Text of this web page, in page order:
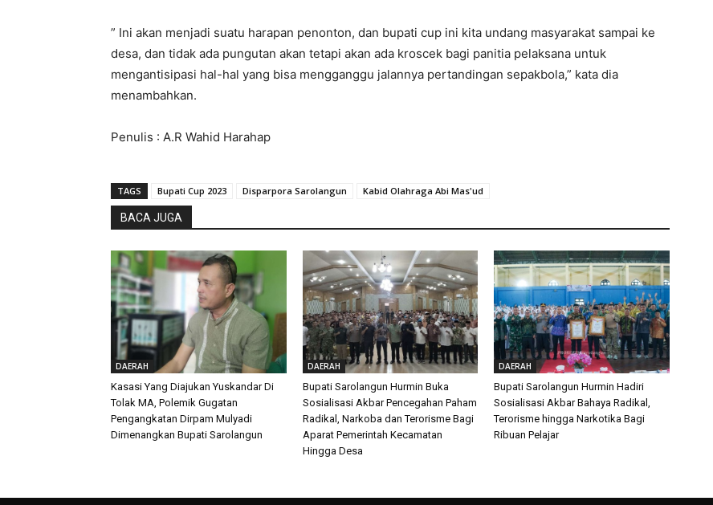
” Ini akan menjadi suatu harapan penonton, dan bupati cup ini kita undang masyarakat sampai ke
desa, dan tidak ada pungutan akan tetapi akan ada kroscek bagi panitia pelaksana untuk
mengantisipasi hal-hal yang bisa mengganggu jalannya pertandingan sepakbola,” kata dia
menambahkan.
Penulis : A.R Wahid Harahap
TAGS Bupati Cup 2023 Disparpora Sarolangun Kabid Olahraga Abi Mas'ud
BACA JUGA
DAERAH
Kasasi Yang Diajukan Yuskandar Di
Tolak MA, Polemik Gugatan
Pengangkatan Dirpam Mulyadi
Dimenangkan Bupati Sarolangun
DAERAH
Bupati Sarolangun Hurmin Buka
Sosialisasi Akbar Pencegahan Paham
Radikal, Narkoba dan Terorisme Bagi
Aparat Pemerintah Kecamatan
Hingga Desa
DAERAH
Bupati Sarolangun Hurmin Hadiri
Sosialisasi Akbar Bahaya Radikal,
Terorisme hingga Narkotika Bagi
Ribuan Pelajar